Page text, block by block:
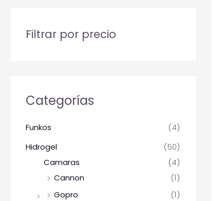
Filtrar por precio
Categorías
Funkos
(4)
Hidrogel
(50)
Camaras
(4)
Cannon
(1)
Gopro
(1)